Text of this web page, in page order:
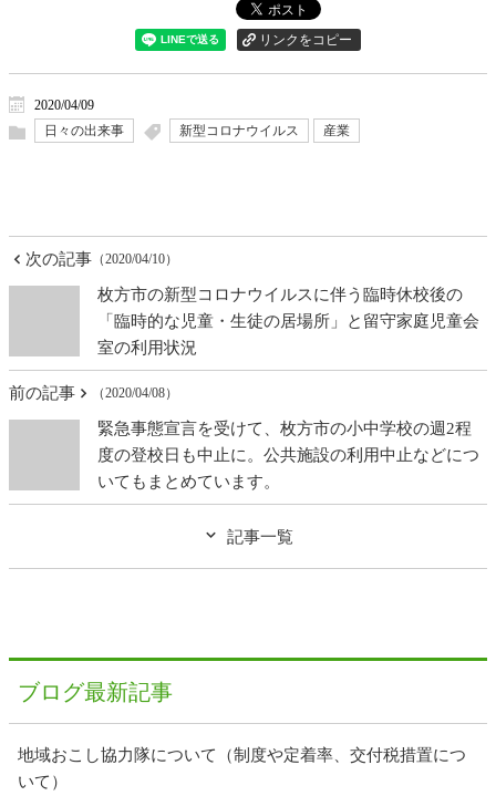
2020/04/09
日々の出来事
新型コロナウイルス 産業
次の記事 （2020/04/10）
枚方市の新型コロナウイルスに伴う臨時休校後の
「臨時的な児童・生徒の居場所」と留守家庭児童会
室の利用状況
前の記事 （2020/04/08）
緊急事態宣言を受けて、枚方市の小中学校の週2程
度の登校日も中止に。公共施設の利用中止などにつ
いてもまとめています。
記事一覧
ブログ最新記事
地域おこし協力隊について（制度や定着率、交付税措置につ
いて）